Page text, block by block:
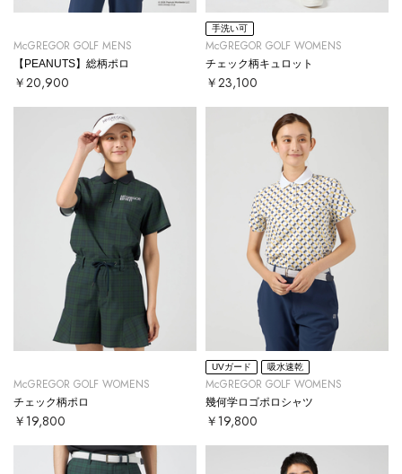
McGREGOR GOLF MENS
【PEANUTS】総柄ポロ
￥20,900
手洗い可
McGREGOR GOLF WOMENS
チェック柄キュロット
￥23,100
McGREGOR GOLF WOMENS
チェック柄ポロ
￥19,800
UVガード 吸水速乾
McGREGOR GOLF WOMENS
幾何学ロゴポロシャツ
￥19,800